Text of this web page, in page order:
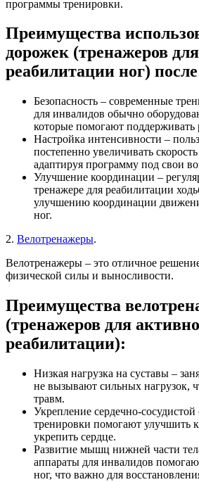
программы тренировки.
Преимущества
дорожек (тренажеров для
реабилитации ног)
Безопасность – современные
для инвалидов обычно
которые помогают поддерживать
Настройка интенсивности –
постепенно увеличивать
адаптируя программу под свои
Улучшение координации –
тренажере для реабилитации
улучшению координации
ног.
2. Велотренажеры.
Велотренажеры – это отличное
физической силы и выносливости.
Преимущества
(тренажеров для
реабилитации):
Низкая нагрузка на суставы –
не вызывают сильных нагрузок,
травм.
Укрепление сердечно-
тренировки помогают улучшить
укрепить сердце.
Развитие мышц нижней части
аппараты для инвалидов
ног, что важно для